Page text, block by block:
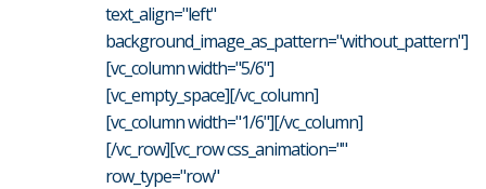
text_align="left"
background_image_as_pattern="without_pattern"]
[vc_column width="5/6"]
[vc_empty_space][/vc_column]
[vc_column width="1/6"][/vc_column]
[/vc_row][vc_row css_animation=""
row_type="row"